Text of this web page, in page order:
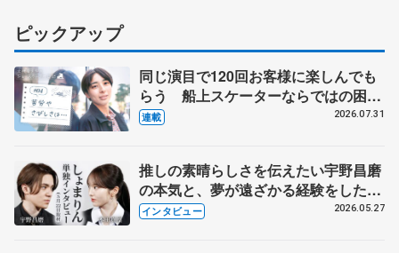
ピックアップ
同じ演目で120回お客様に楽しんでも
らう 船上スケーターならではの困難
とは 影響あったPIW前キャプテン松
連載 2026.07.31
推しの素晴らしさを伝えたい宇野昌磨
の本気と、夢が遠ざかる経験をした本
田真凜の覚悟
インタビュー 2026.05.27